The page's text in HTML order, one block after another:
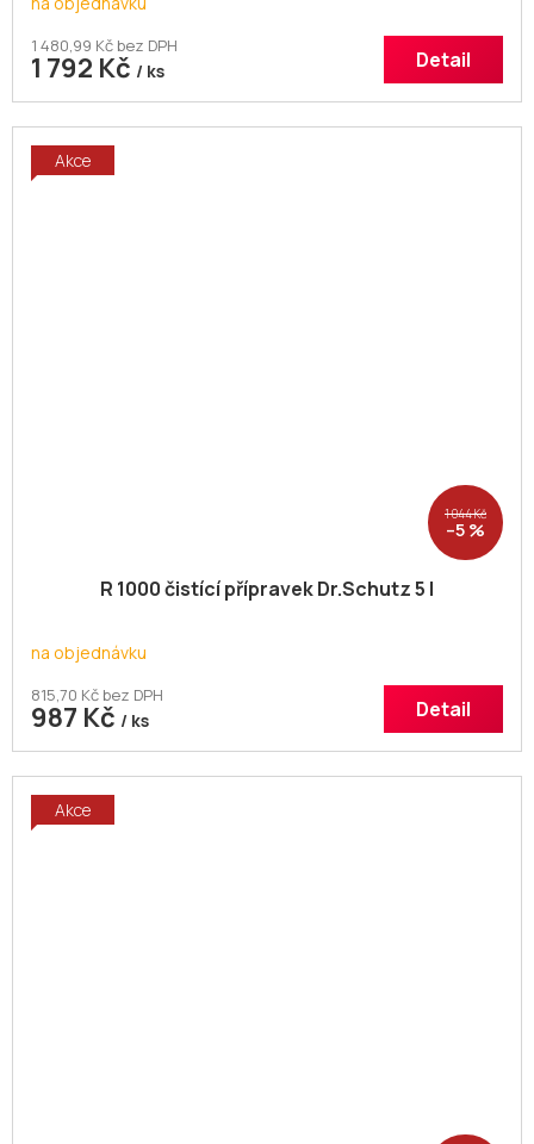
1 480,99 Kč bez DPH
1 792 Kč / ks Detail
Akce
1 044 Kč
–5 %
R 1000 čistící přípravek Dr.Schutz 5 l
na objednávku
815,70 Kč bez DPH
987 Kč / ks Detail
Akce